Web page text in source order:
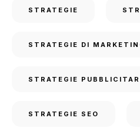
STRATEGIE
STRATEGIE DI
STRATEGIE
STRATEGIE SEO